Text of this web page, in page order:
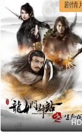
剧情
HD